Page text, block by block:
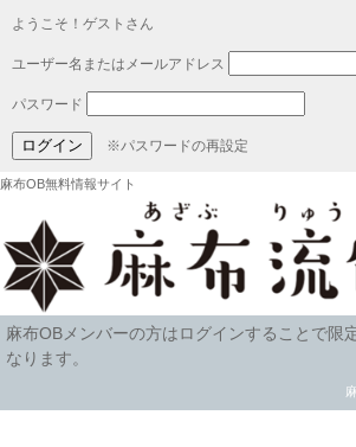
ようこそ！ゲストさん
ユーザー名またはメールアドレス
パスワード
※パスワードの再設定
麻布OB無料情報サイト
麻布OBメンバーの方はログインすることで限
なります。